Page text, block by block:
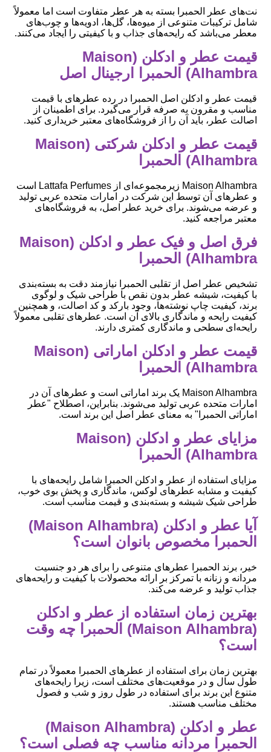
نت‌های عطر الحمبرا بسته به هر عطر متفاوت است اما معمولاً
شامل ترکیبات متنوعی از میوه‌ها، گل‌ها، ادویه‌ها و چوب‌های
معطر می‌باشد که رایحه‌های جذاب و با کیفیتی را ایجاد می‌کنند.
قیمت عطر و ادکلن (Maison
Alhambra) الحمبرا ارجینال اصل
قیمت عطر و ادکلن اصل الحمبرا در رده عطرهای با قیمت
مناسب و مقرون به صرفه قرار می‌گیرد. برای اطمینان از
اصالت عطر، باید آن را از فروشگاه‌های معتبر خریداری کنید.
قیمت عطر و ادکلن شرکتی (Maison
Alhambra) الحمبرا
Maison Alhambra زیرمجموعه‌ای از Lattafa Perfumes است
و عطرهای آن توسط این شرکت در امارات متحده عربی تولید
و عرضه می‌شوند. برای خرید عطر اصل، به فروشگاه‌های
معتبر مراجعه کنید.
فرق اصل و فیک عطر و ادکلن (Maison
Alhambra) الحمبرا
تشخیص عطر اصل از تقلبی الحمبرا نیازمند دقت به بسته‌بندی
با کیفیت، شیشه عطر بدون نقص با طراحی شیک و لوگوی
برند، کیفیت چاپ نوشته‌ها، وجود بارکد و کد اصالت، و همچنین
کیفیت رایحه و ماندگاری بالای آن است. عطرهای تقلبی معمولاً
رایحه‌ای سطحی و ماندگاری کمتری دارند.
قیمت عطر و ادکلن اماراتی (Maison
Alhambra) الحمبرا
Maison Alhambra یک برند اماراتی است و عطرهای آن در
امارات متحده عربی تولید می‌شوند. بنابراین، اصطلاح "عطر
اماراتی الحمبرا" به معنای عطر اصل این برند است.
مزایای عطر و ادکلن (Maison
Alhambra) الحمبرا
مزایای استفاده از عطر و ادکلن الحمبرا شامل رایحه‌های با
کیفیت و مشابه عطرهای لوکس، ماندگاری و پخش بوی خوب،
طراحی شیک شیشه و بسته‌بندی و قیمت مناسب است.
آیا عطر و ادکلن (Maison Alhambra)
الحمبرا مخصوص بانوان است؟
خیر، برند الحمبرا عطرهای متنوعی را برای هر دو جنسیت
مردانه و زنانه با تمرکز بر ارائه محصولات با کیفیت و رایحه‌های
جذاب تولید و عرضه می‌کند.
بهترین زمان استفاده از عطر و ادکلن
(Maison Alhambra) الحمبرا چه وقت
است؟
بهترین زمان برای استفاده از عطرهای الحمبرا معمولاً در تمام
طول سال و در موقعیت‌های مختلف است، زیرا رایحه‌های
متنوع این برند برای استفاده در طول روز و شب و فصول
مختلف مناسب هستند.
عطر و ادکلن (Maison Alhambra)
الحمبرا مردانه مناسب چه فصلی است؟